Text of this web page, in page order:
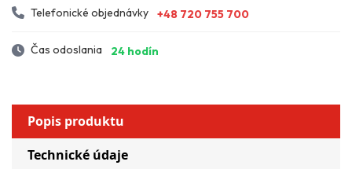
Telefonické objednávky +48 720 755 700
Čas odoslania 24 hodín
Popis produktu
Technické údaje